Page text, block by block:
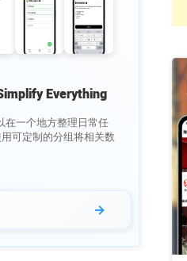
Everything
一个地方整理日常任
可定制的分组将相关数
→